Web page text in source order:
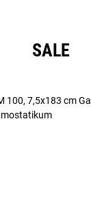
SALE